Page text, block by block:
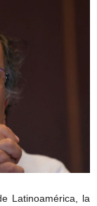
Latinoamérica, la